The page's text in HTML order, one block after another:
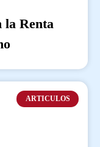
la Renta
ARTICULOS